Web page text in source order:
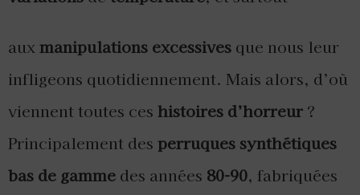
auxmanipulations excessives que nous leur
infligeons quotidiennement. Mais alors, d’où
viennent toutes ces histoires d’horreur ?
Principalement des perruques synthétiques
bas de gamme des années 80-90, fabriquées